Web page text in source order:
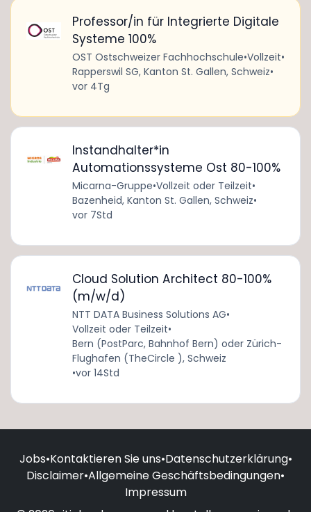
Professor/in für Integrierte Digitale
Systeme 100%
OST Ostschweizer Fachhochschule•Vollzeit•
Rapperswil SG, Kanton St. Gallen, Schweiz•
vor 4Tg
Instandhalter*in
Automationssysteme Ost 80-100%
Micarna-Gruppe•Vollzeit oder Teilzeit•
Bazenheid, Kanton St. Gallen, Schweiz•
vor 7Std
Cloud Solution Architect 80-100%
(m/w/d)
NTT DATA Business Solutions AG•
Vollzeit oder Teilzeit•
Bern (PostParc, Bahnhof Bern) oder Zürich-
Flughafen (TheCircle ), Schweiz
•vor 14Std
Jobs•Kontaktieren Sie uns•Datenschutzerklärung•
Disclaimer•Allgemeine Geschäftsbedingungen•
Impressum